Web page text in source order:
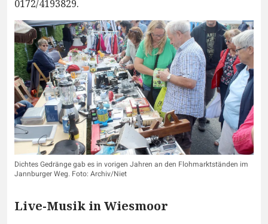
0172/4193829.
Dichtes Gedränge gab es in vorigen Jahren an den Flohmarktständen im
Jannburger Weg. Foto: Archiv/Niet
Live-Musik in Wiesmoor